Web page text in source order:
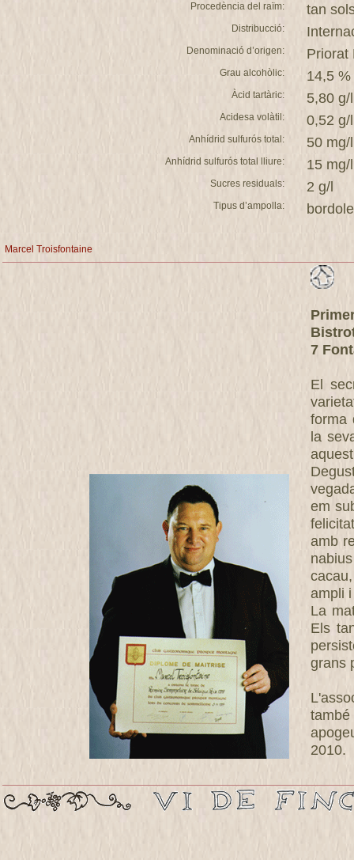
Procedència del raïm: tan
Distribucció:
Denominació d’origen: Priorat
Grau alcohòlic: 14,5 %
Àcid tartàric: 5,80 g/l
Acidesa volàtil: 0,52 g/l
Anhídrid sulfurós total: 50 mg/l
Anhídrid sulfurós total lliure: 15 mg/l
Sucres residuals: 2 g/l
Tipus d’ampolla:
Marcel Troisfontaine
7
El
forma
la
em
amb
ampli
La
Els
grans
2010.